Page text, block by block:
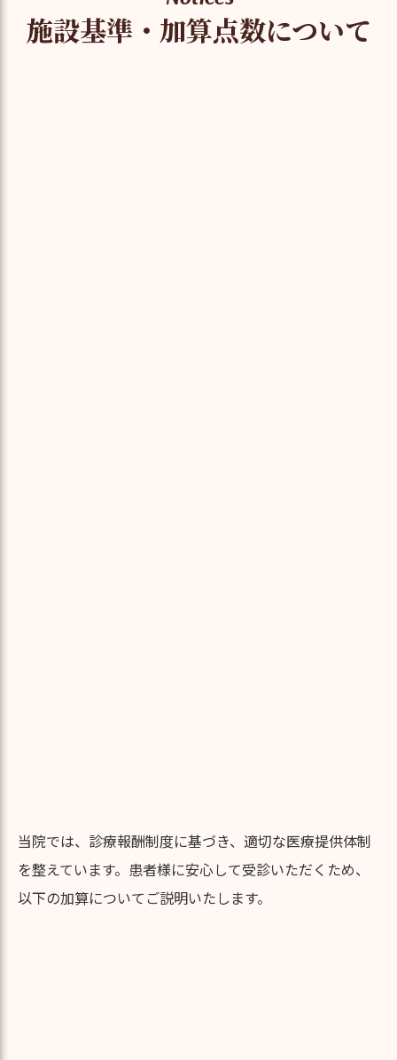
施設基準・加算点数について
当院では、診療報酬制度に基づき、適切な医療提供体制
を整えています。患者様に安心して受診いただくため、
以下の加算についてご説明いたします。